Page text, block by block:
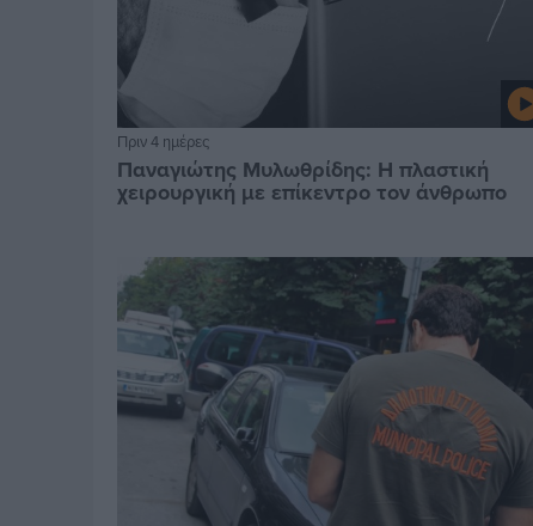
Πριν 4 ημέρες
Παναγιώτης Μυλωθρίδης: Η πλαστική
χειρουργική με επίκεντρο τον άνθρωπο